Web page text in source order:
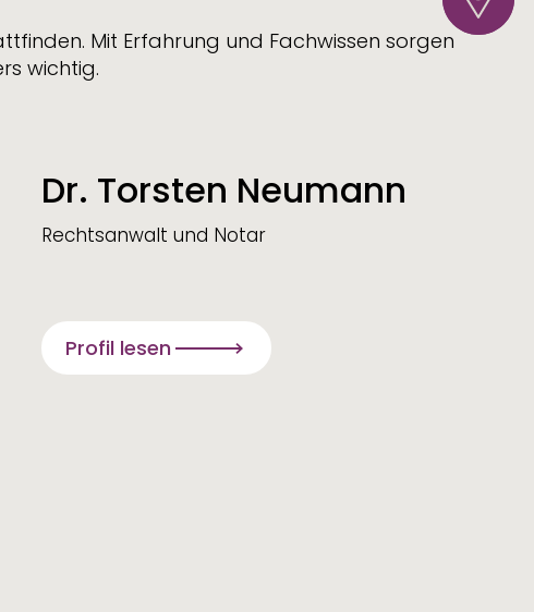
37
Mit Erfahrung und Fachwissen sorgen
wichtig.
Dr. Torsten Neumann
Rechtsanwalt und Notar
Profil lesen